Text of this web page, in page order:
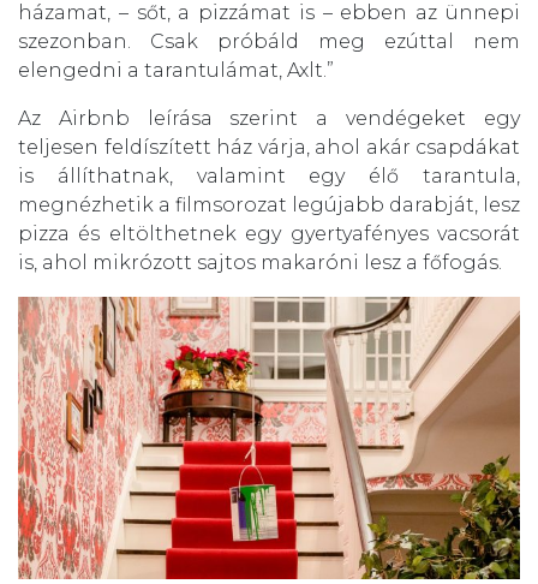
házamat, – sőt, a pizzámat is – ebben az ünnepi
szezonban. Csak próbáld meg ezúttal nem
elengedni a tarantulámat, Axlt.”
Az Airbnb leírása szerint a vendégeket egy
teljesen feldíszített ház várja, ahol akár csapdákat
is állíthatnak, valamint egy élő tarantula,
megnézhetik a filmsorozat legújabb darabját, lesz
pizza és eltölthetnek egy gyertyafényes vacsorát
is, ahol mikrózott sajtos makaróni lesz a főfogás.